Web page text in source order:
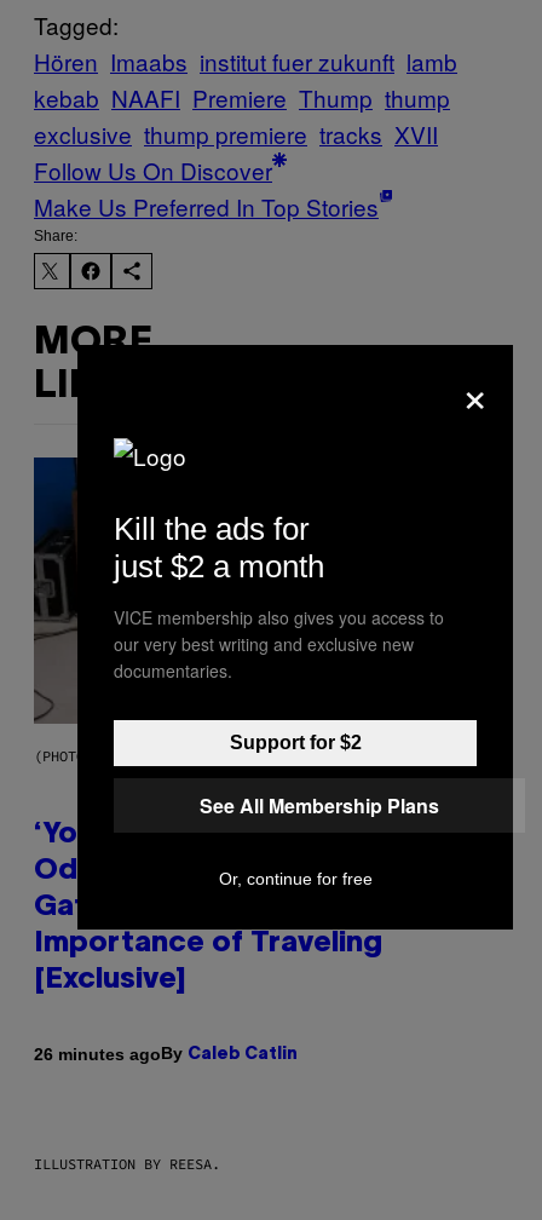
Tagged:
Hören Imaabs institut fuer zukunft lamb
kebab NAAFI Premiere Thump thump
exclusive thump premiere tracks XVII
Follow Us On Discover
Make Us Preferred In Top Stories
Share:
MORE
LIKE THIS
(PHOTO VIA MARK CLENNON)
‘You Can’t Fake an Experience’:
Odeal Talks His New EP,
Gatekeeping, and the
Importance of Traveling
[Exclusive]
26 minutes agoBy Caleb Catlin
ILLUSTRATION BY REESA.
×
Kill the ads for
just $2 a month
VICE membership also gives you access to
our very best writing and exclusive new
documentaries.
Support for $2
See All Membership Plans
Or, continue for free